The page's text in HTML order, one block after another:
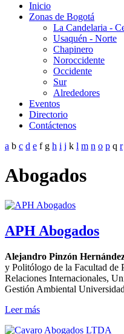
Inicio
Zonas de Bogotá
La Candelaria -
Usaquén - Norte
Chapinero
Noroccidente
Occidente
Sur
Alrededores
Eventos
Directorio
Contáctenos
a b c d e f g h i j k l m n o p q r
Abogados
APH Abogados
Alejandro Pinzón
y Politólogo de la Facultad de
Relaciones Internacionales,
Gestión Ambiental
Leer más